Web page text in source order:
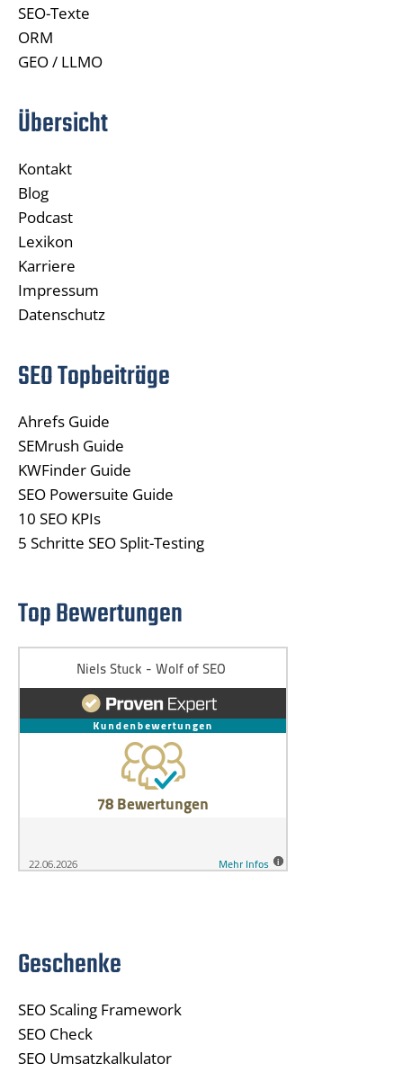
SEO-Texte
ORM
GEO / LLMO
Übersicht
Kontakt
Blog
Podcast
Lexikon
Karriere
Impressum
Datenschutz
SEO Topbeiträge
Ahrefs Guide
SEMrush Guide
KWFinder Guide
SEO Powersuite Guide
10 SEO KPIs
5 Schritte SEO Split-Testing
Top Bewertungen
Geschenke
SEO Scaling Framework
SEO Check
SEO Umsatzkalkulator